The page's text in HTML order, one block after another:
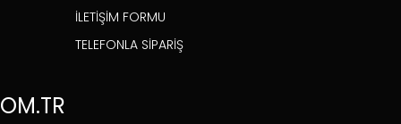
İLETİŞİM FORMU
TELEFONLA SİPARİŞ